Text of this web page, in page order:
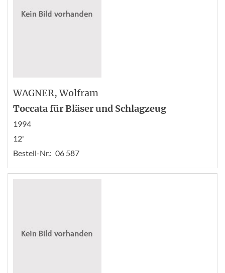
WAGNER, Wolfram
Toccata für Bläser und Schlagzeug
1994
12'
Bestell-Nr.: 06 587